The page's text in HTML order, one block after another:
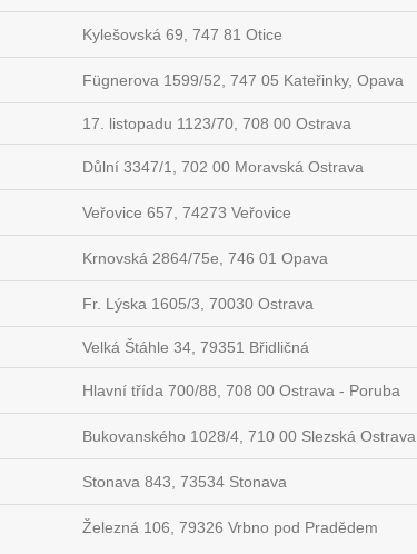
Kylešovská 69, 747 81 Otice
Fügnerova 1599/52, 747 05 Kateřinky, Opava
17. listopadu 1123/70, 708 00 Ostrava
Důlní 3347/1, 702 00 Moravská Ostrava
Veřovice 657, 74273 Veřovice
Krnovská 2864/75e, 746 01 Opava
Fr. Lýska 1605/3, 70030 Ostrava
Velká Štáhle 34, 79351 Břidličná
Hlavní třída 700/88, 708 00 Ostrava - Poruba
Bukovanského 1028/4, 710 00 Slezská Ostrava
Stonava 843, 73534 Stonava
Železná 106, 79326 Vrbno pod Pradědem